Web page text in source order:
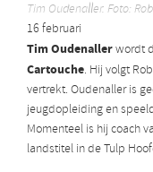
Tim Oudenaller. Foto:
16 februari
Tim Oudenallerwordt
Cartouche. Hij volgt
vertrekt. Oudenaller is
jeugdopleiding en
Momenteel is hij coach
landstitel in de Tulp